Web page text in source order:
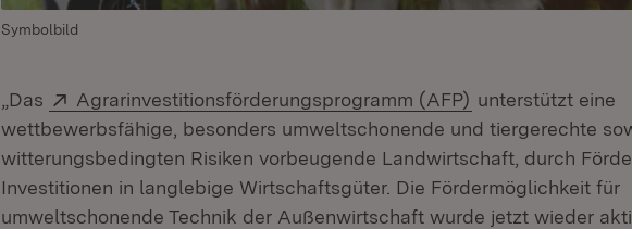
Symbolbild
„Das Extern:
Agrarinvestitionsförderungsprogramm (AFP) (Öffnet in neuem
unterstützt eine
wettbewerbsfähige, besonders umweltschonende und tiergerechte
witterungsbedingten Risiken vorbeugende Landwirtschaft, durch
Investitionen in langlebige Wirtschaftsgüter. Die Fördermöglichkeit für
umweltschonende Technik der Außenwirtschaft wurde jetzt wieder